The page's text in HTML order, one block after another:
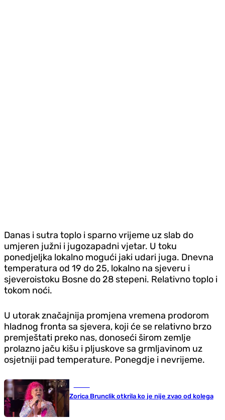
Danas i sutra toplo i sparno vrijeme uz slab do
umjeren južni i jugozapadni vjetar. U toku
poned‌jeljka lokalno mogući jaki udari juga. Dnevna
temperatura od 19 do 25, lokalno na sjeveru i
sjeveroistoku Bosne do 28 stepeni. Relativno toplo i
tokom noći.
U utorak značajnija promjena vremena prodorom
hladnog fronta sa sjevera, koji će se relativno brzo
premještati preko nas, donoseći širom zemlje
prolazno jaču kišu i pljuskove sa grmljavinom uz
osjetniji pad temperature. Ponegd‌je i nevrijeme.
Zorica Brunclik otkrila ko je nije zvao od kolega